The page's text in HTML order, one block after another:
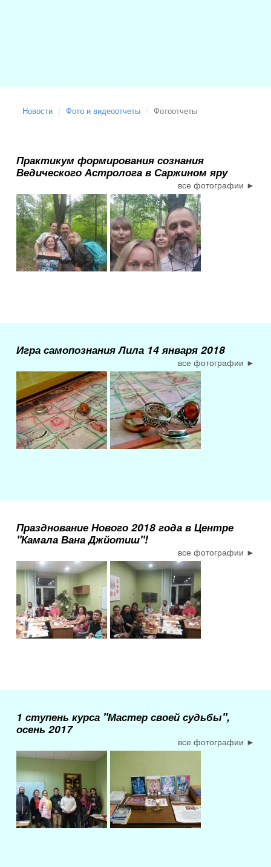
Новости Фото и видеоотчеты Фотоотчеты
Практикум формирования сознания
Ведического Астролога в Саржином яру
все фотографии ►
Игра самопознания Лила 14 января 2018
все фотографии ►
Празднование Нового 2018 года в Центре
"Камала Вана Джйотиш"!
все фотографии ►
1 ступень курса "Мастер своей судьбы",
осень 2017
все фотографии ►